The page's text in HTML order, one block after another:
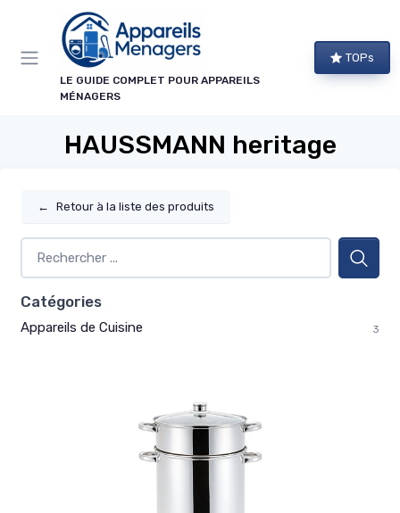
LE GUIDE COMPLET POUR APPAREILS
MÉNAGERS
TOPs
HAUSSMANN heritage
← Retour à la liste des produits
Catégories
Appareils de Cuisine 3
Panneau de gestion des cookies